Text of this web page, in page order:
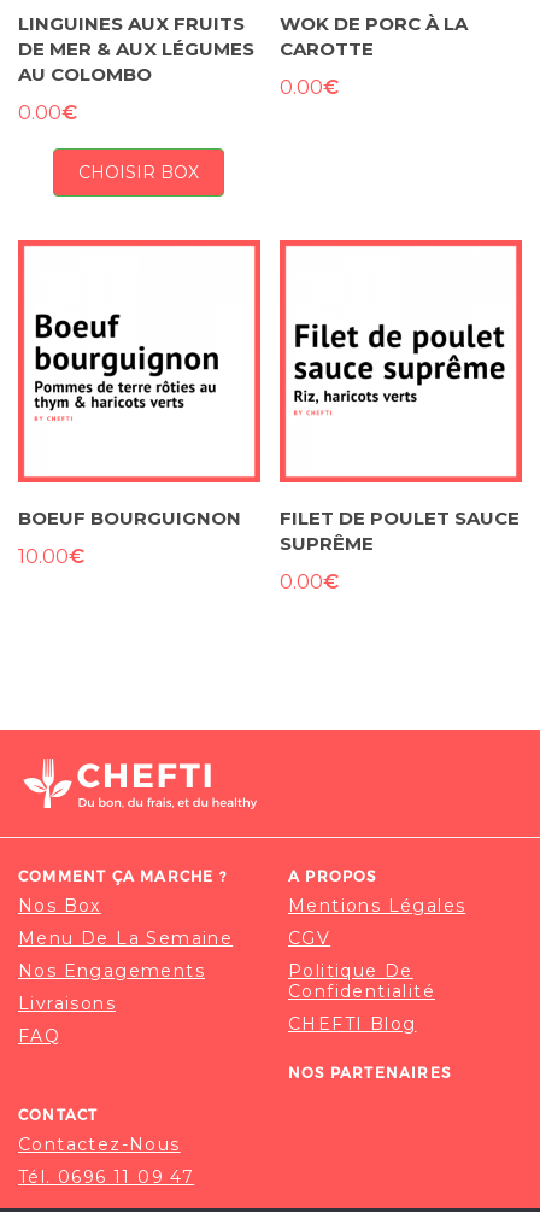
LINGUINES AUX FRUITS
DE MER & AUX LÉGUMES
AU COLOMBO
0.00€
CHOISIR BOX
WOK DE PORC À LA
CAROTTE
0.00€
BOEUF BOURGUIGNON
10.00€
FILET DE POULET SAUCE
SUPRÊME
0.00€
COMMENT ÇA MARCHE ?
Nos Box
Menu De La Semaine
Nos Engagements
Livraisons
FAQ
A PROPOS
Mentions Légales
CGV
Politique De
Confidentialité
CHEFTI Blog
NOS PARTENAIRES
CONTACT
Contactez-Nous
Tél. 0696 11 09 47